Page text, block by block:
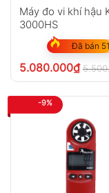
Máy đo vi khí hậu
3000HS
Đã bán
5.080.000₫
-9%